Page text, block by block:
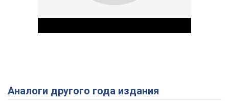
Play Video
Аналоги другого года издания